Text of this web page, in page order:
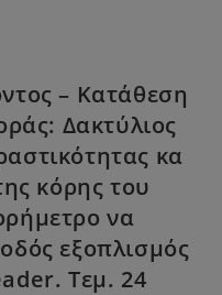
– Κατάθεση
Δακτύλιος
κα
κόρης του
να
εξοπλισμός
Τεμ. 24